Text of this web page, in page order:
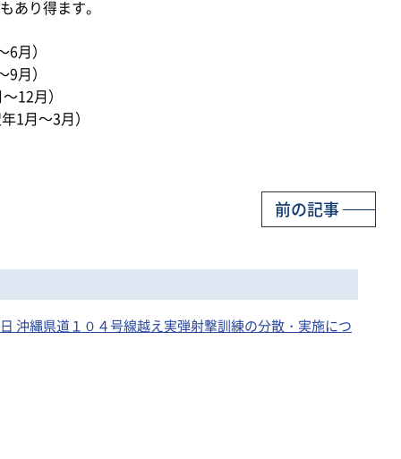
り得ます。
月）
月）
月）
月～3月）
前の記事
沖縄県道１０４号線越え実弾射撃訓練の分散・実施につ